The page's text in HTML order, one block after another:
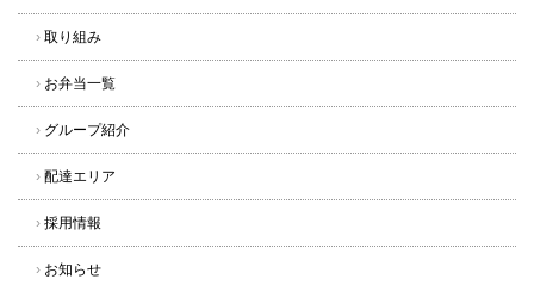
› 取り組み
› お弁当一覧
› グループ紹介
› 配達エリア
› 採用情報
› お知らせ